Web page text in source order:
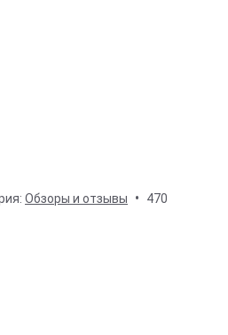
Обзоры и отзывы
470